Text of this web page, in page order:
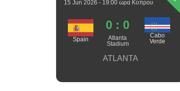
15 Jun 2026 - 19:00 ώρα Κύπρου
Spain
0 : 0
Atlanta
Stadium
Cabo
Verde
ATLANTA